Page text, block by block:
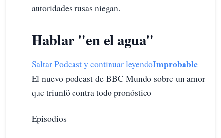
autoridades rusas niegan.
Hablar "en el agua"
Saltar Podcast y continuar leyendoImprobable
El nuevo podcast de BBC Mundo sobre un amor
que triunfó contra todo pronóstico
Episodios